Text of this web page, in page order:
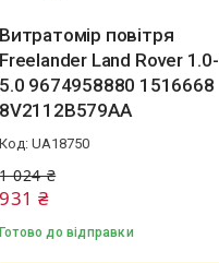
Витратомір повітря
Freelander Land Rover 1.0-
5.0 9674958880 1516668
8V2112B579AA
UA18750
1 024 ₴
931 ₴
Готово до відправки